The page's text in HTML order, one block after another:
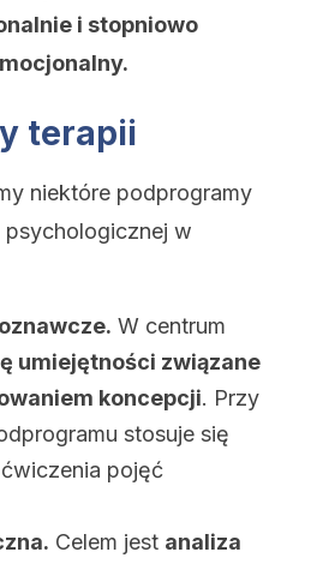
i stopniowo
terapii
niektóre podprogramy
w
W centrum
umiejętności związane
koncepcji. Przy
stosuje się
pojęć
Celem jest analiza